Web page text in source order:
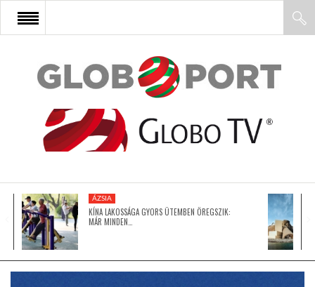
FŐOLDAL
AFRIKA
ÁZSIA
ÁZSIA
KÍNA LAKOSSÁGA GYORS ÜTEMBEN ÖREGSZIK:
MÁR MINDEN…